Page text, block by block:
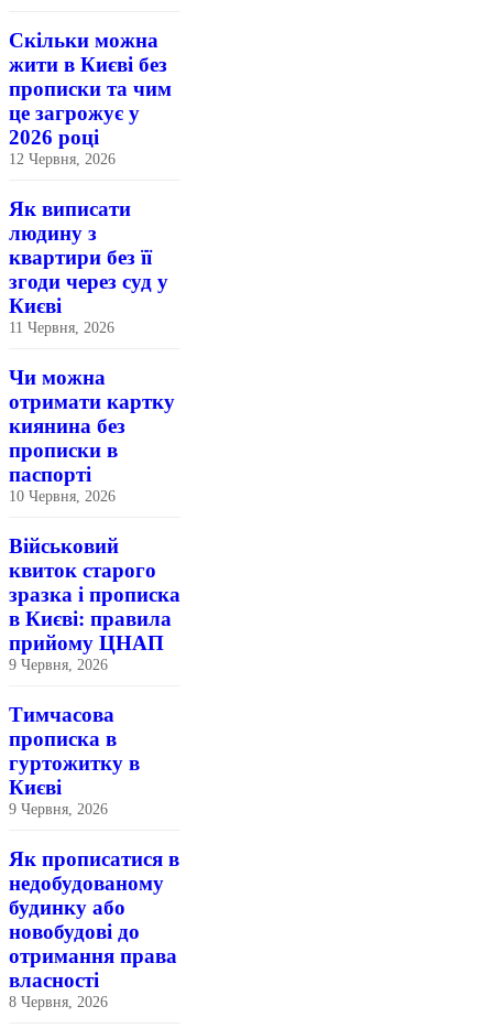
Скільки можна
жити в Києві без
прописки та чим
це загрожує у
2026 році
12 Червня, 2026
Як виписати
людину з
квартири без її
згоди через суд у
Києві
11 Червня, 2026
Чи можна
отримати картку
киянина без
прописки в
паспорті
10 Червня, 2026
Військовий
квиток старого
зразка і прописка
в Києві: правила
прийому ЦНАП
9 Червня, 2026
Тимчасова
прописка в
гуртожитку в
Києві
9 Червня, 2026
Як прописатися в
недобудованому
будинку або
новобудові до
отримання права
власності
8 Червня, 2026